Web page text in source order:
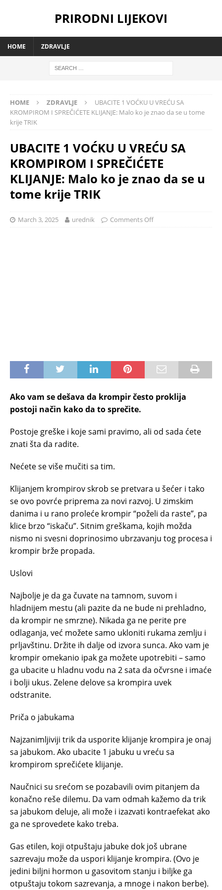
PRIRODNI LIJEKOVI
HOME ZDRAVLJE
HOME ZDRAVLJE
UBACITE 1 VOĆKU U VREĆU SA
KROMPIROM I SPREČIĆETE KLIJANJE: Malo ko je znao da se u tome
krije TRIK
UBACITE 1 VOĆKU U VREĆU SA
KROMPIROM I SPREČIĆETE
KLIJANJE: Malo ko je znao da se u
tome krije TRIK
March 3, 2025 urednik Comments Off
Ako vam se dešava da krompir često proklija
postoji način kako da to sprečite.
Postoje greške i koje sami pravimo, ali od sada ćete
znati šta da radite.
Nećete se više mučiti sa tim.
Klijanjem krompirov skrob se pretvara u šećer i tako
se ovo povrće priprema za novi razvoj. U zimskim
danima i u rano proleće krompir “poželi da raste”, pa
klice brzo “iskaču”. Sitnim greškama, kojih možda
nismo ni svesni doprinosimo ubrzavanju tog procesa i
krompir brže propada.
Uslovi
Najbolje je da ga čuvate na tamnom, suvom i
hladnijem mestu (ali pazite da ne bude ni prehladno,
da krompir ne smrzne). Nikada ga ne perite pre
odlaganja, već možete samo ukloniti rukama zemlju i
prljavštinu. Držite ih dalje od izvora sunca. Ako vam je
krompir omekanio ipak ga možete upotrebiti – samo
ga ubacite u hladnu vodu na 2 sata da očvrsne i imaće
i bolji ukus. Zelene delove sa krompira uvek
odstranite.
Priča o jabukama
Najzanimljiviji trik da usporite klijanje krompira je onaj
sa jabukom. Ako ubacite 1 jabuku u vreću sa
krompirom sprečićete klijanje.
Naučnici su srećom se pozabavili ovim pitanjem da
konačno reše dilemu. Da vam odmah kažemo da trik
sa jabukom deluje, ali može i izazvati kontraefekat ako
ga ne sprovedete kako treba.
Gas etilen, koji otpuštaju jabuke dok još ubrane
sazrevaju može da uspori klijanje krompira. (Ovo je
jedini biljni hormon u gasovitom stanju i biljke ga
otpuštaju tokom sazrevanja, a mnoge i nakon berbe).